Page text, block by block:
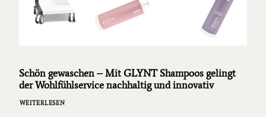
Schön gewaschen – Mit GLYNT Shampoos gelingt
der Wohlfühlservice nachhaltig und innovativ
WEITERLESEN